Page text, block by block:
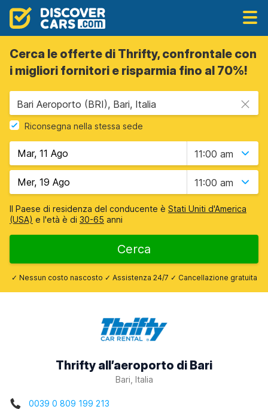
Cerca le offerte di Thrifty, confrontale con
i migliori fornitori e risparmia fino al 70%!
Bari Aeroporto (BRI), Bari, Italia
Riconsegna nella stessa sede
11:00 am
11:00 am
Il Paese di residenza del conducente è Stati Uniti d'America
(USA) e l'età è di 30-65 anni
Cerca
✓ Nessun costo nascosto ✓ Assistenza 24/7 ✓ Cancellazione gratuita
Thrifty all’aeroporto di Bari
Bari, Italia
0039 0 809 199 213